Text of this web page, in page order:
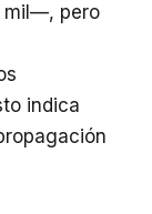
mil—, pero
indica